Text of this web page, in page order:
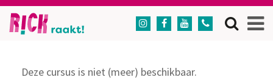
   
Deze cursus is niet (meer) beschikbaar.